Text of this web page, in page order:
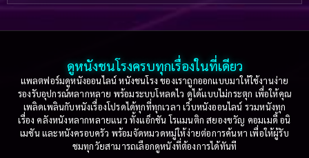
Based on a True Story เรื่องจริง(36)
Based on Novel(16)
Betrayal(1)
Biography(3)
2003
2002
2001
2000
1999
1998
1997
1996
1995
1994
1993
1992
ดูหนังชนโรงครบทุกเรื่องในที่เดียว
แพลตฟอร์มดูหนังออนไลน์ หนังชนโรง ของเราถูกออกแบบมาให้ใช้งานง่าย
รองรับอุปกรณ์หลากหลาย พร้อมระบบโหลดไว ดูได้แบบไม่กระตุก เพื่อให้คุณ
เพลิดเพลินกับหนังเรื่องโปรดได้ทุกที่ทุกเวลา เว็บหนังออนไลน์ รวมหนังทุก
เรื่อง คลังหนังหลากหลายแนว ทั้งแอ็กชัน โรแมนติก สยองขวัญ คอมเมดี้ อนิ
เมชัน และหนังครอบครัว พร้อมจัดหมวดหมู่ให้ง่ายต่อการค้นหา เพื่อให้ผู้รับ
ชมทุกวัยสามารถเลือกดูหนังที่ต้องการได้ทันที